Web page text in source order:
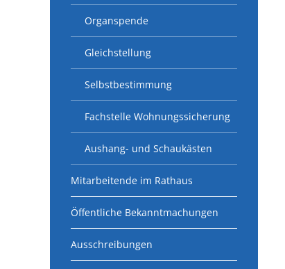
Organspende
Gleichstellung
Selbstbestimmung
Fachstelle Wohnungssicherung
Aushang- und Schaukästen
Mitarbeitende im Rathaus
Öffentliche Bekanntmachungen
Ausschreibungen